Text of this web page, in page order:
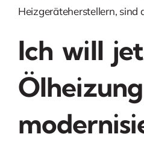
Heizgeräteherstellern, sind
Ich will
Ölheizung